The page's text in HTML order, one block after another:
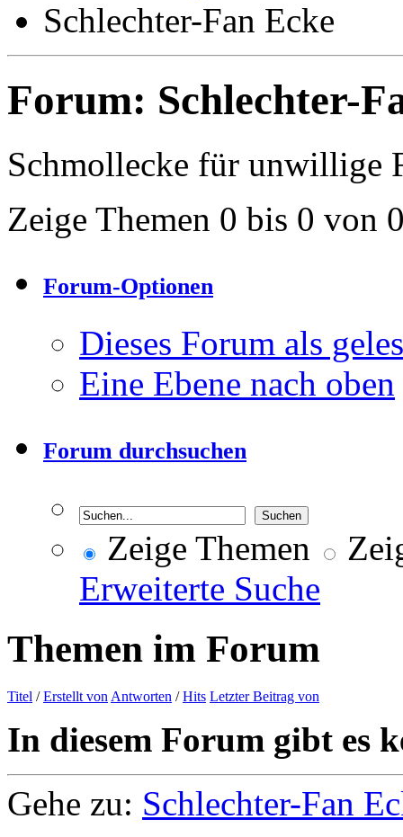
Schlechter-Fan Ecke
Forum: Schlechter-
Schmollecke für unwillige
Zeige Themen 0 bis 0 von
Forum-Optionen
Dieses Forum als
Eine Ebene nach oben
Forum durchsuchen
Zeige Themen
Erweiterte Suche
Themen im Forum
Titel /Erstellt von Antworten /Hits Letzter Beitrag von
In diesem Forum gibt es
Gehe zu: Schlechter-Fan